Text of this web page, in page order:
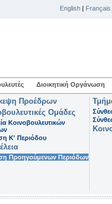
English | Français
Διοικητική Οργάνωση
Προέδρων
Ομάδες
Κοινοβουλευτικών
K' Περιόδου
Προηγούμενων Περιόδων